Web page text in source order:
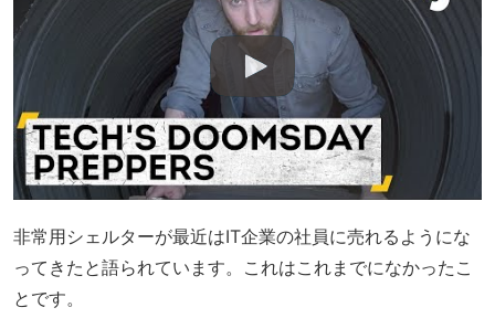
非常用シェルターが最近はIT企業の社員に売れるようにな
ってきたと語られています。これはこれまでになかったこ
とです。